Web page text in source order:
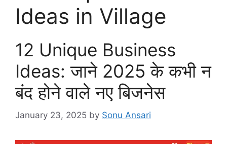
Ideas in Village
12 Unique Business
Ideas: जाने 2025 के कभी न
बंद होने वाले नए बिजनेस
January 23, 2025 by Sonu Ansari